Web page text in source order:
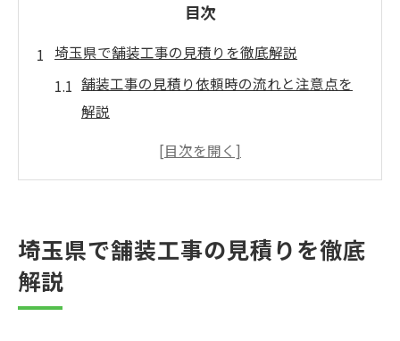
目次
埼玉県で舗装工事の見積りを徹底解説
舗装工事の見積り依頼時の流れと注意点を
解説
埼玉県で舗装工事を依頼する前に確認すべ
アスファルト舗装の単価と相場の目安を知
埼玉県で舗装工事の見積りを徹底
解説